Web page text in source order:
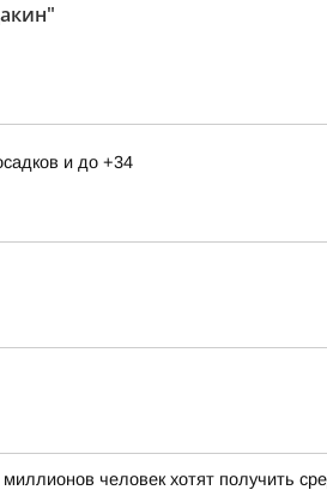
и до +34
человек хотят получить